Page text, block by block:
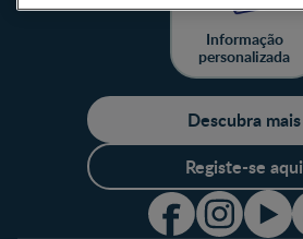
Informação
personalizada
Descubra mais
Registe-se aqui